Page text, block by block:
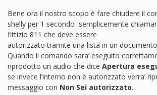
Bene ora il nostro scopo è fare chiudere il
shelly per 1 secondo semplicemente
fittizio 811 che deve essere
autorizzato tramite una lista in un
Quando il comando sara’ eseguito
riprodotto un audio che dice Apertura
se invece l’interno non è autorizzato verra’
messaggio con Non Sei autorizzato.